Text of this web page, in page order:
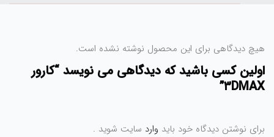
هیچ دیدگاهی برای این محصول نوشته نشده است.
اولین کسی باشید که دیدگاهی می نویسد “کارور
۳DMAX”
برای نوشتن دیدگاه خود باید وارد سایت شوید .